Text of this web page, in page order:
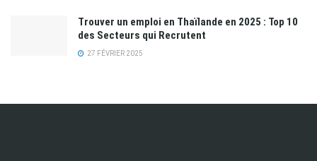
Trouver un emploi en Thaïlande en 2025 : Top 10
des Secteurs qui Recrutent
27 FÉVRIER 2025